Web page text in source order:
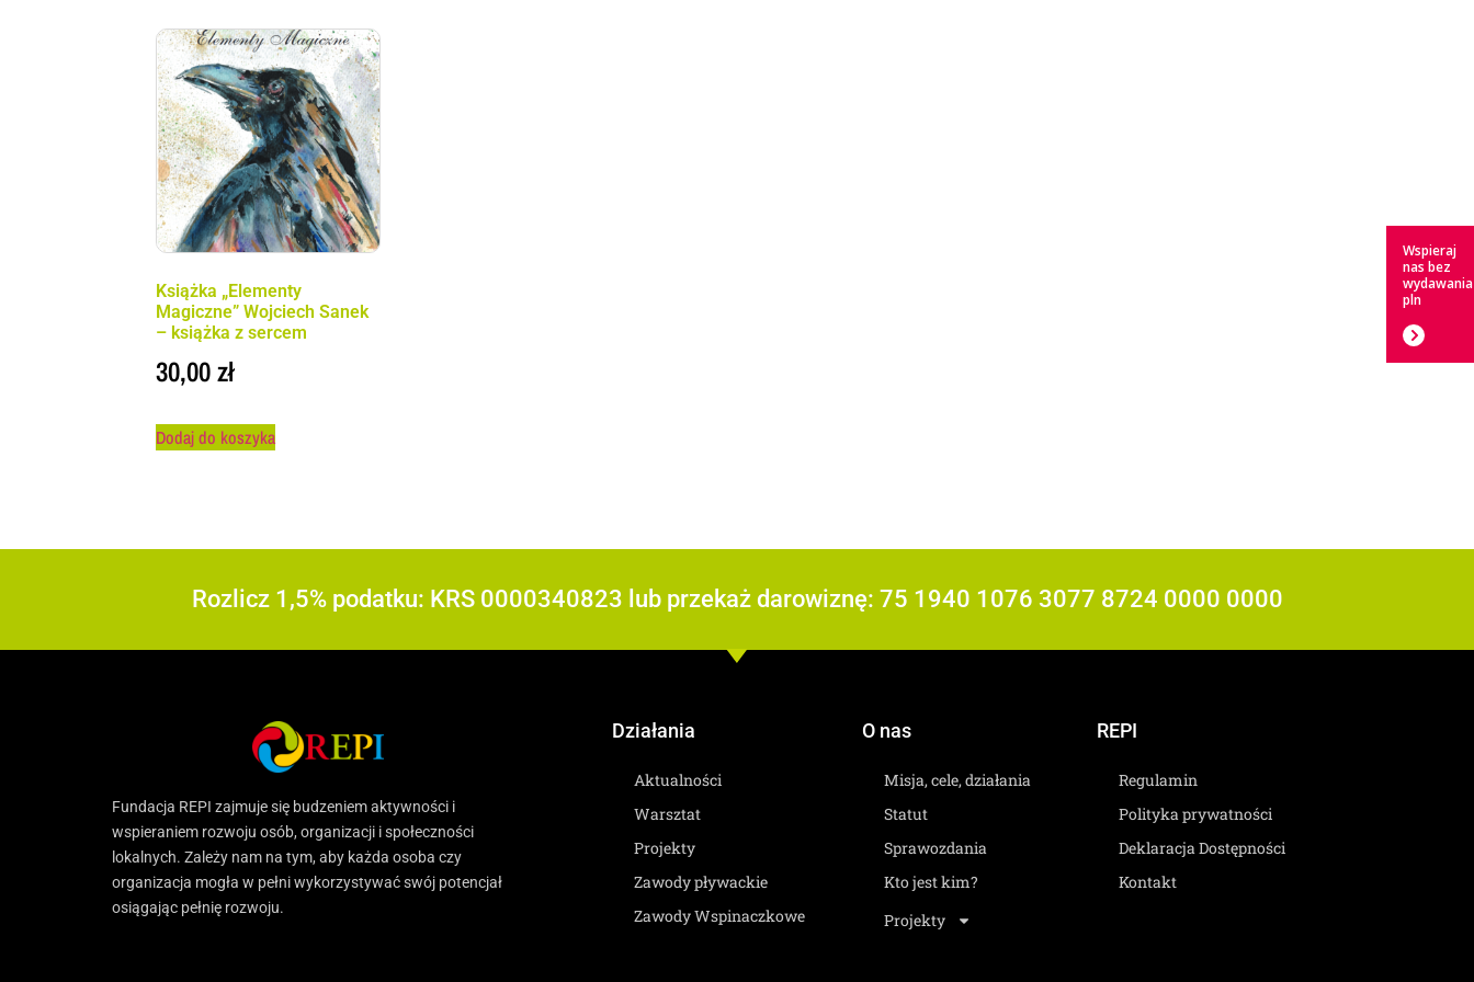
Książka „Elementy
Magiczne” Wojciech Sanek
– książka z sercem
30,00zł
Dodaj do koszyka
Rozlicz 1,5% podatku: KRS 0000340823 lub przekaż darowiznę: 75 1940 1076 3077 8724 0000 0000
Fundacja REPI zajmuje się budzeniem aktywności i
wspieraniem rozwoju osób, organizacji i społeczności
lokalnych. Zależy nam na tym, aby każda osoba czy
organizacja mogła w pełni wykorzystywać swój potencjał
osiągając pełnię rozwoju.
Działania
Aktualności
Warsztat
Projekty
Zawody pływackie
Zawody Wspinaczkowe
O nas
Misja, cele, działania
Statut
Sprawozdania
Kto jest kim?
Projekty
REPI
Regulamin
Polityka prywatności
Deklaracja Dostępności
Kontakt
Wspieraj
nas bez
wydawania
pln